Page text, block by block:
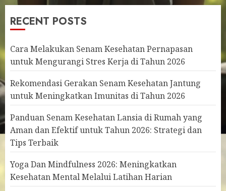
RECENT POSTS
Cara Melakukan Senam Kesehatan Pernapasan
untuk Mengurangi Stres Kerja di Tahun 2026
Rekomendasi Gerakan Senam Kesehatan Jantung
untuk Meningkatkan Imunitas di Tahun 2026
Panduan Senam Kesehatan Lansia di Rumah yang
Aman dan Efektif untuk Tahun 2026: Strategi dan
Tips Terbaik
Yoga Dan Mindfulness 2026: Meningkatkan
Kesehatan Mental Melalui Latihan Harian